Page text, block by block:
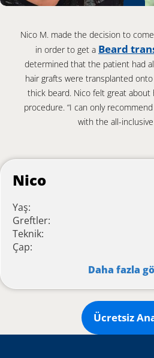
Nico M. made the decision to
in order to get a Beard
determined that the patient had
hair grafts were transplanted
thick beard. Nico felt great
procedure. “I can only
with the all-inclusive
Nico
Yaş:
Greftler:
Teknik:
Çap:
Daha fazla
Ücretsiz